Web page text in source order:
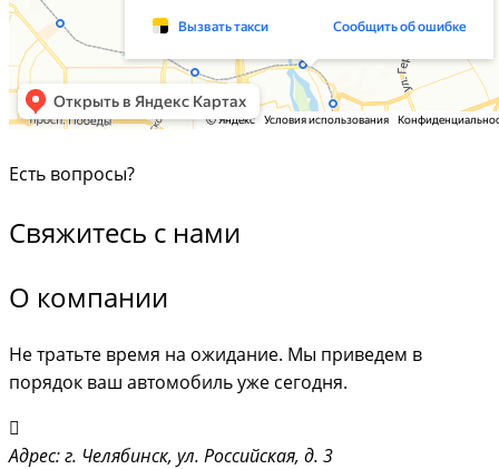
Есть вопросы?
Свяжитесь с нами
О компании
Не тратьте время на ожидание. Мы приведем в
порядок ваш автомобиль уже сегодня.
Адрес: г. Челябинск, ул. Российская, д. 3